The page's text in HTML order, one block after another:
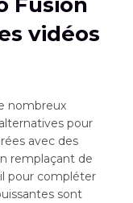
vidéos
nombreux
pour
avec des
remplaçant de
pour compléter
sont